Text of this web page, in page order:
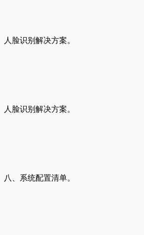
人脸识别解决方案。
人脸识别解决方案。
八、系统配置清单。